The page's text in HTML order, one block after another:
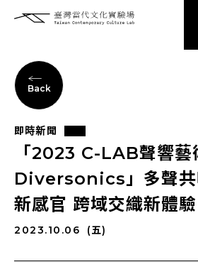
Back
即時新聞
「2023 C-LAB聲響藝
Diversonics」多聲共
新感官 跨域交織新體驗
2023.10.06 (五)